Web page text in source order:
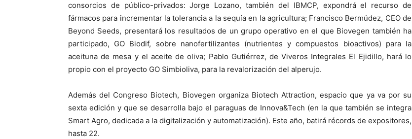
consorcios de público-privados: Jorge Lozano, también del IBMCP, expondrá el recurso de
fármacos para incrementar la tolerancia a la sequía en la agricultura; Francisco Bermúdez, CEO de
Beyond Seeds, presentará los resultados de un grupo operativo en el que Biovegen también ha
participado, GO Biodif, sobre nanofertilizantes (nutrientes y compuestos bioactivos) para la
aceituna de mesa y el aceite de oliva; Pablo Gutiérrez, de Viveros Integrales El Ejidillo, hará lo
propio con el proyecto GO Simbioliva, para la revalorización del alperujo.
Además del Congreso Biotech, Biovegen organiza Biotech Attraction, espacio que ya va por su
sexta edición y que se desarrolla bajo el paraguas de Innova&Tech (en la que también se integra
Smart Agro, dedicada a la digitalización y automatización). Este año, batirá récords de expositores,
hasta 22.